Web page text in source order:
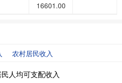
16601.00
农村居民收入
人均可支配收入